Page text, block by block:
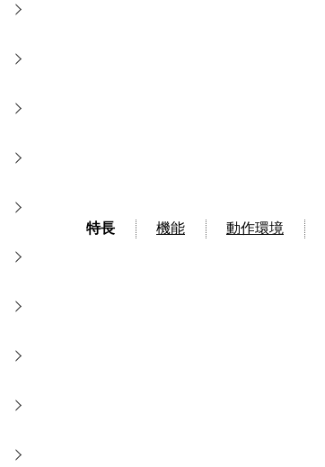
特長 機能 動作環境